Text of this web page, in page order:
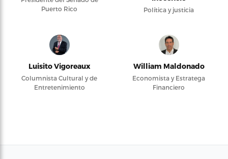
Puerto Rico
Política y justicia
Luisito Vigoreaux
Columnista Cultural y de
Entretenimiento
William Maldonado
Economista y Estratega
Financiero